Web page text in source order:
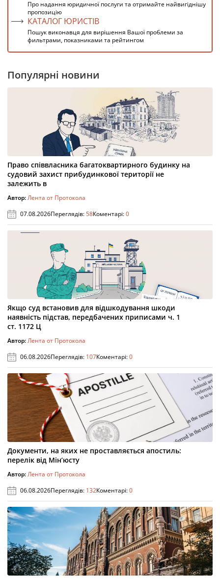
Про надання юридичної послуги та отримайте найвигіднішу
пропозицію
КАТАЛОГ ЮРИСТІВ
Пошук виконавця для вирішення Вашої проблеми за
фильтрами, показниками та рейтингом
Популярні новини
Право співвласника багатоквартирного будинку на
судовий захист прибудинкової території не
залежить в
Автор:Лента от Протокола
07.08.2026Переглядів:58Коментарі:0
Якщо суд встановив для відшкодування шкоди
наявність підстав, передбачених приписами ч. 1
ст. 1172 Ц
Автор:Лента от Протокола
06.08.2026Переглядів: 107Коментарі:0
Документи, на яких не проставляється апостиль:
перелік від Мін’юсту
Автор:Лента от Протокола
06.08.2026Переглядів: 132Коментарі:0